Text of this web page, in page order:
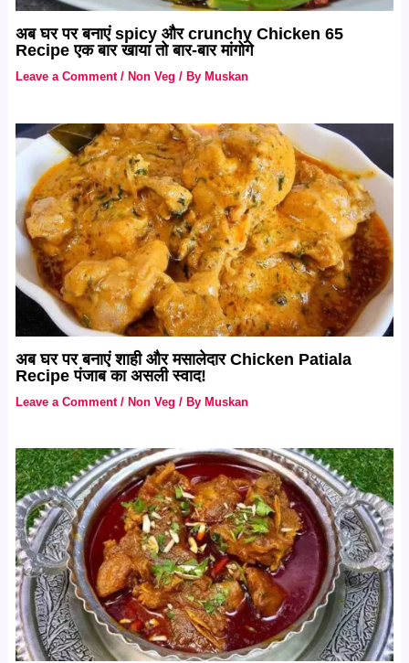
अब घर पर बनाएं spicy और crunchy Chicken 65
Recipe एक बार खाया तो बार-बार मांगोगे
Leave a Comment / Non Veg / By Muskan
अब घर पर बनाएं शाही और मसालेदार Chicken Patiala
Recipe पंजाब का असली स्वाद!
Leave a Comment / Non Veg / By Muskan